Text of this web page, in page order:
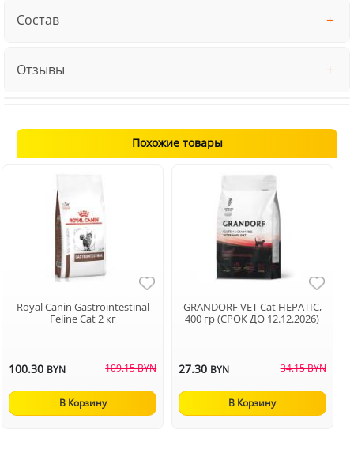
Состав
Отзывы
Похожие товары
Royal Canin Gastrointestinal
Feline Cat 2 кг
100.30 BYN 109.15 BYN
В Корзину
GRANDORF VET Cat HEPATIC,
400 гр (СРОК ДО 12.12.2026)
27.30 BYN 34.15 BYN
В Корзину